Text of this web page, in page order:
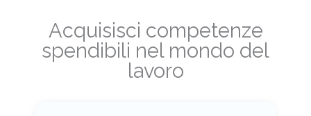
Acquisisci competenze
spendibili nel mondo del
lavoro